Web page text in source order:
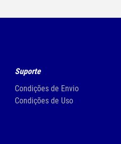
Suporte
Condições de Envio
Condições de Uso